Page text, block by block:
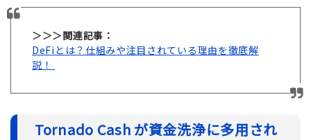
＞＞＞関連記事：
DeFiとは？仕組みや注目されている理由を徹底解
説！
Tornado Cash が資金洗浄に多用され